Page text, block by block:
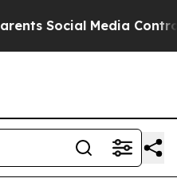
Media Controls for